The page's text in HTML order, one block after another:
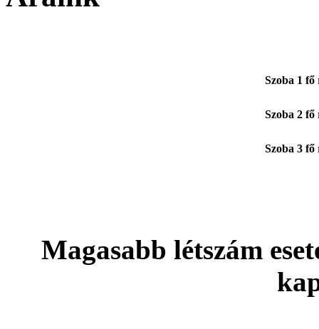
Szoba 1 fő
Szoba 2 fő
Szoba 3 fő
Magasabb létszám